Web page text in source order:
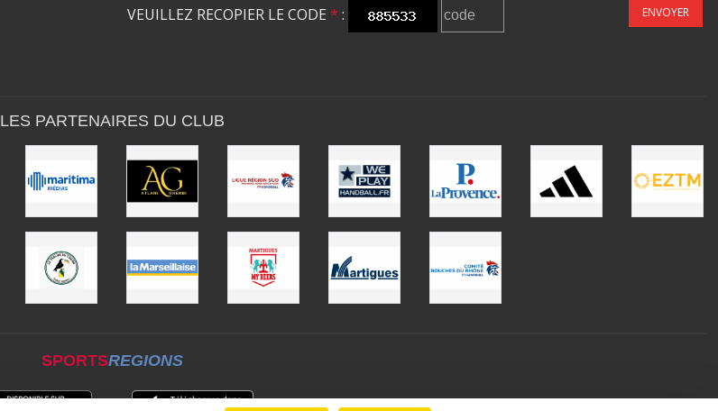
VEUILLEZ RECOPIER LE CODE * : ENVOYER
LES PARTENAIRES DU CLUB
SPORTSREGIONS